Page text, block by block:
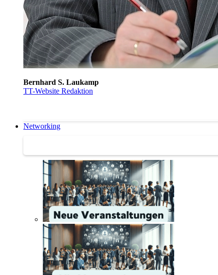
Bernhard S. Laukamp
TT-Website Redaktion
Networking